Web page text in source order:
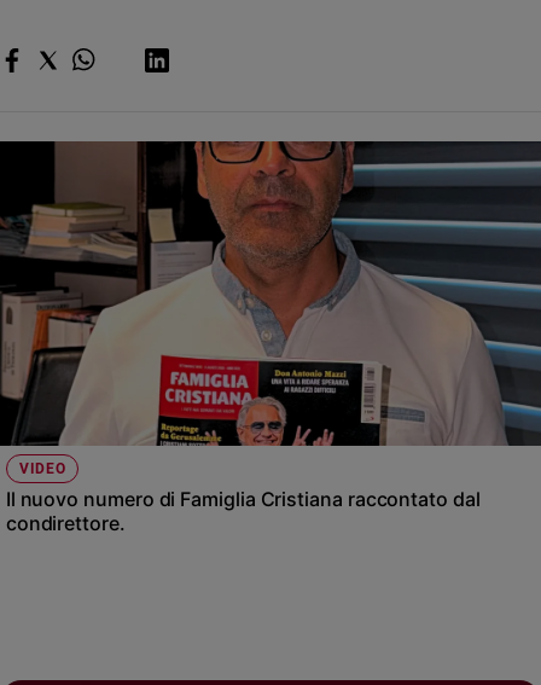
VIDEO
Il nuovo numero di Famiglia Cristiana raccontato dal
condirettore.